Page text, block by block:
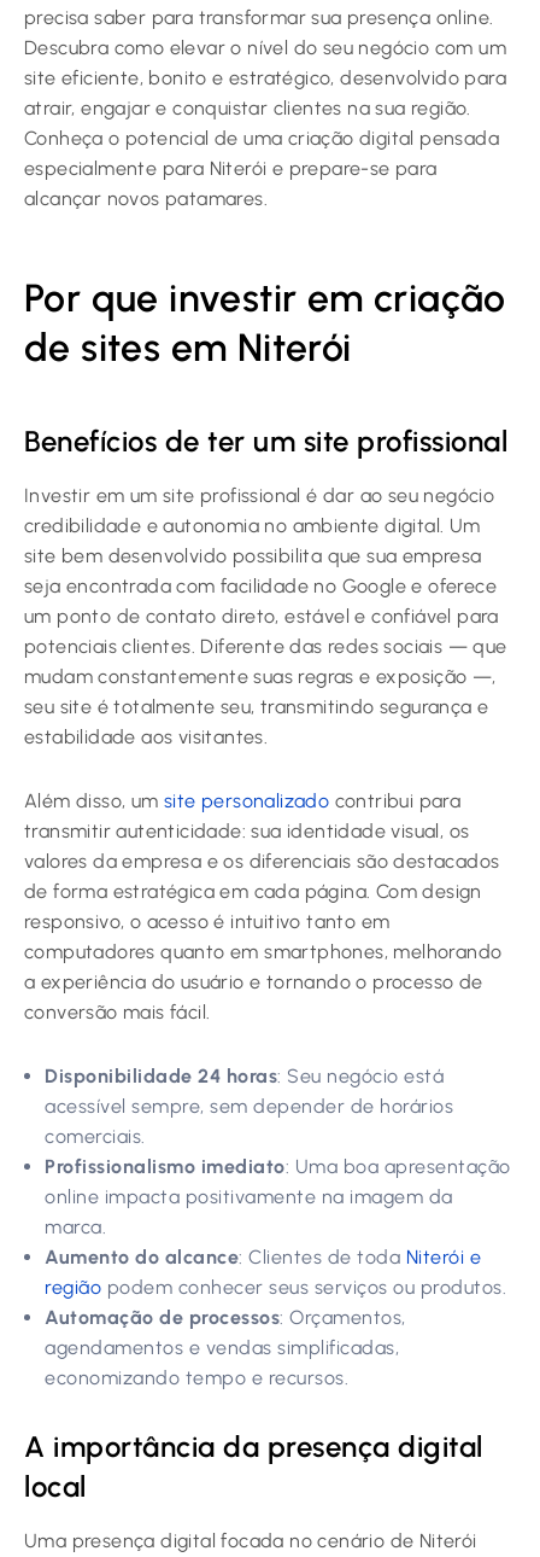
precisa saber para transformar sua presença online.
Descubra como elevar o nível do seu negócio com um
site eficiente, bonito e estratégico, desenvolvido para
atrair, engajar e conquistar clientes na sua região.
Conheça o potencial de uma criação digital pensada
especialmente para Niterói e prepare-se para
alcançar novos patamares.
Por que investir em criação
de sites em Niterói
Benefícios de ter um site profissional
Investir em um site profissional é dar ao seu negócio
credibilidade e autonomia no ambiente digital. Um
site bem desenvolvido possibilita que sua empresa
seja encontrada com facilidade no Google e oferece
um ponto de contato direto, estável e confiável para
potenciais clientes. Diferente das redes sociais — que
mudam constantemente suas regras e exposição —,
seu site é totalmente seu, transmitindo segurança e
estabilidade aos visitantes.
Além disso, umsite personalizado contribui para
transmitir autenticidade: sua identidade visual, os
valores da empresa e os diferenciais são destacados
de forma estratégica em cada página. Com design
responsivo, o acesso é intuitivo tanto em
computadores quanto em smartphones, melhorando
a experiência do usuário e tornando o processo de
conversão mais fácil.
Disponibilidade 24 horas: Seu negócio está
acessível sempre, sem depender de horários
comerciais.
Profissionalismo imediato: Uma boa apresentação
online impacta positivamente na imagem da
marca.
Aumento do alcance: Clientes de toda Niterói e
região podem conhecer seus serviços ou produtos.
Automação de processos: Orçamentos,
agendamentos e vendas simplificadas,
economizando tempo e recursos.
A importância da presença digital
local
Uma presença digital focada no cenário de Niterói